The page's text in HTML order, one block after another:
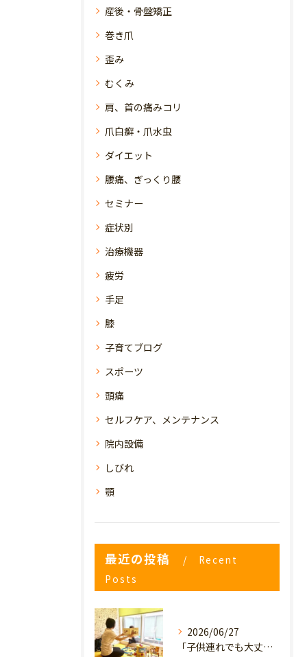
産後・骨盤矯正
巻き爪
歪み
むくみ
肩、首の痛みコリ
爪白癬・爪水虫
ダイエット
腰痛、ぎっくり腰
セミナー
症状別
治療機器
疲労
手足
膝
子育てブログ
スポーツ
頭痛
セルフケア、メンテナンス
院内設備
しびれ
顎
最近の投稿
Recent
Posts
2026/06/27
「子供連れでも大丈夫？」産後の腰痛・体型崩れに悩むママが、プライミー鍼灸整骨院を選ぶ3つの理由